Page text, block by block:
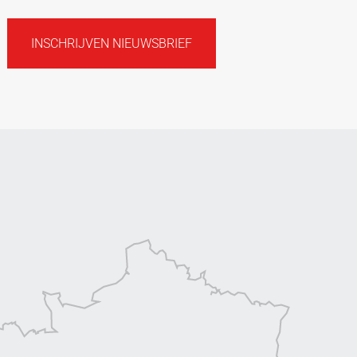
INSCHRIJVEN NIEUWSBRIEF